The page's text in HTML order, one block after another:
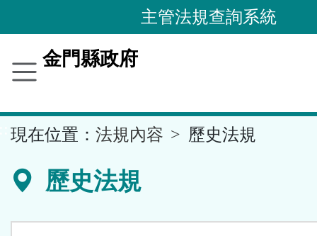
到
要
容
區
主管法規查詢系統
金門縣政府
現在位置： 法規內容 歷史法規
歷史法規